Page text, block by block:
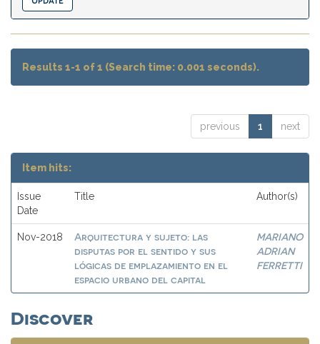
Results 1-1 of 1 (Search time: 0.001 seconds).
previous 1 next
Item hits:
Issue
Date
Title Author(s)
Nov-2018
Arquitectura y sujeto: las
disputas por el sentido y sus
lógicas de emplazamiento en el
espacio urbano del capital
MARIANO
ADRIAN
FERRETTI
Discover